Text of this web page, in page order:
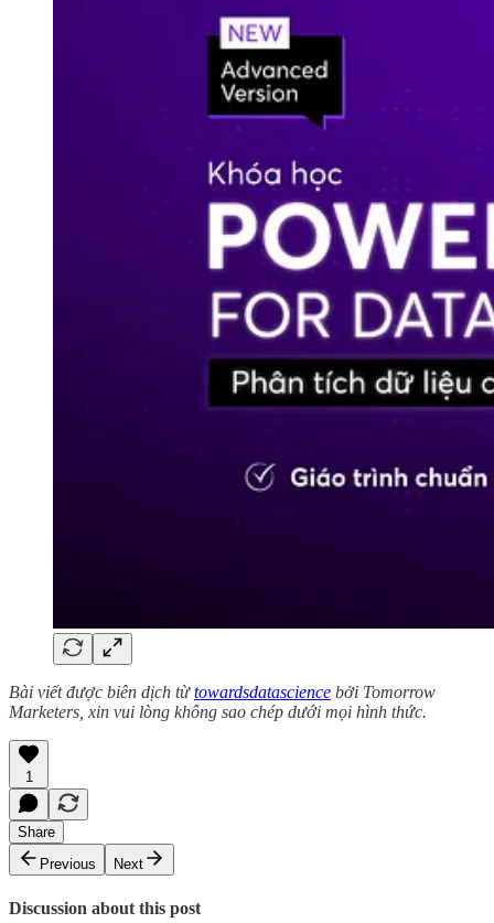
Bài viết được biên dịch từtowardsdatascience bởi Tomorrow
Marketers, xin vui lòng không sao chép dưới mọi hình thức.
1
Share
Previous
Next
Discussion about this post